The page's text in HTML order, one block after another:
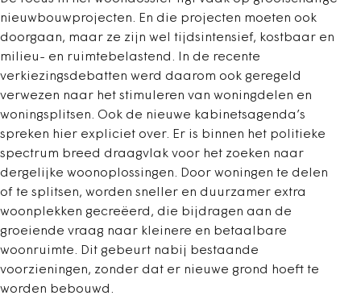
nieuwbouwprojecten. En die projecten moeten ook
doorgaan, maar ze zijn wel tijdsintensief, kostbaar en
milieu- en ruimtebelastend. In de recente
verkiezingsdebatten werd daarom ook geregeld
verwezen naar het stimuleren van woningdelen en
woningsplitsen. Ook de nieuwe kabinetsagenda’s
spreken hier expliciet over. Er is binnen het politieke
spectrum breed draagvlak voor het zoeken naar
dergelijke woonoplossingen. Door woningen te delen
of te splitsen, worden sneller en duurzamer extra
woonplekken gecreëerd, die bijdragen aan de
groeiende vraag naar kleinere en betaalbare
woonruimte. Dit gebeurt nabij bestaande
voorzieningen, zonder dat er nieuwe grond hoeft te
worden bebouwd.